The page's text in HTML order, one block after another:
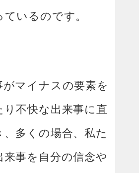
いるのです。
がマイナスの要素を
り不快な出来事に直
多くの場合、私た
来事を自分の信念や